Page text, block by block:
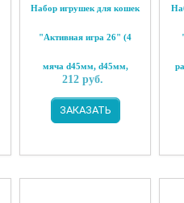
Набор игрушек для кошек
"Активная игра 26" (4
мяча d45мм, d45мм,
212 руб.
ЗАКАЗАТЬ